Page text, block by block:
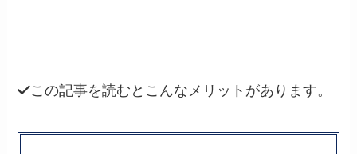
この記事を読むとこんなメリットがあります。